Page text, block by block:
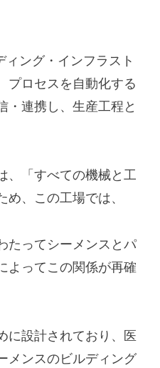
ング・インフラスト
プロセスを自動化する
・連携し、生産工程と
、「すべての機械と工
、この工場では、
たってシーメンスとパ
よってこの関係が再確
に設計されており、医
メンスのビルディング